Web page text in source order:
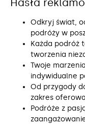
Hasła
Odkryj świat,
podróży w
Każda podróż
tworzenia
Twoje
indywidualne
Od przygody
zakres
Podróże z